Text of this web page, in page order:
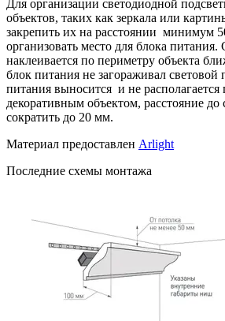
Для организации светодиодной
объектов, таких как зеркала или
закрепить их на расстоянии минимум
организовать место для блока питания.
наклеивается по периметру объекта
блок питания не загораживал
питания выносится и не располагается
декоративным объектом, расстояние
сократить до 20 мм.
Материал предоставлен Arlight
Последние схемы монтажа